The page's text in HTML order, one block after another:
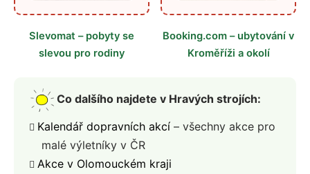
Slevomat – pobyty se
slevou pro rodiny
Booking.com – ubytování v
Kroměříži a okolí
Co dalšího najdete v Hravých strojích:
Kalendář dopravních akcí – všechny akce pro
malé výletníky v ČR
Akce v Olomouckém kraji